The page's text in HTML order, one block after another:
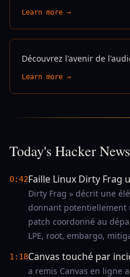
Learn more →
Découvrez l'avenir de
Learn more →
Today's Hacker
0:42Faille Linux Dirty Frag
Dirty Frag » décrit une
donnant potentiellement
patch coordonné au
LPE, root, embargo,
1:18Canvas touché par
a remis Canvas en ligne